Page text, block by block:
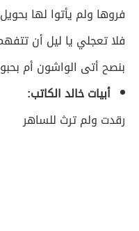
فروها ولم يأتوا لها بحويل
فلا تعجلي يا ليل أن
بنصح أتى الواشون أم
أبيات خالد الكاتب:
رقدت ولم ترث للساهر